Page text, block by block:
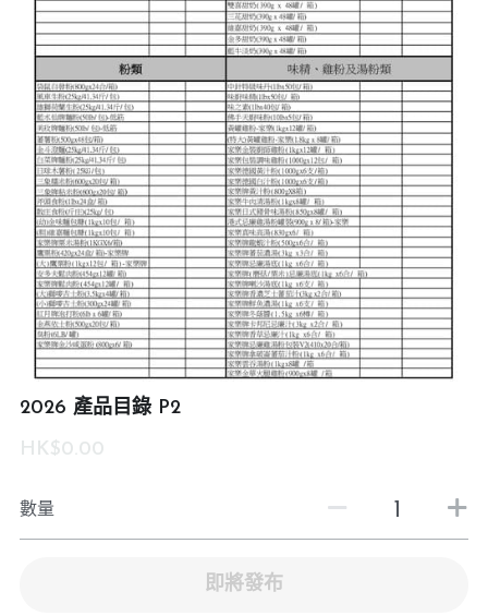
搜索
繁體中文
繁體中文
2026 產品目錄 P2
HK$0.00
數量
即將發布